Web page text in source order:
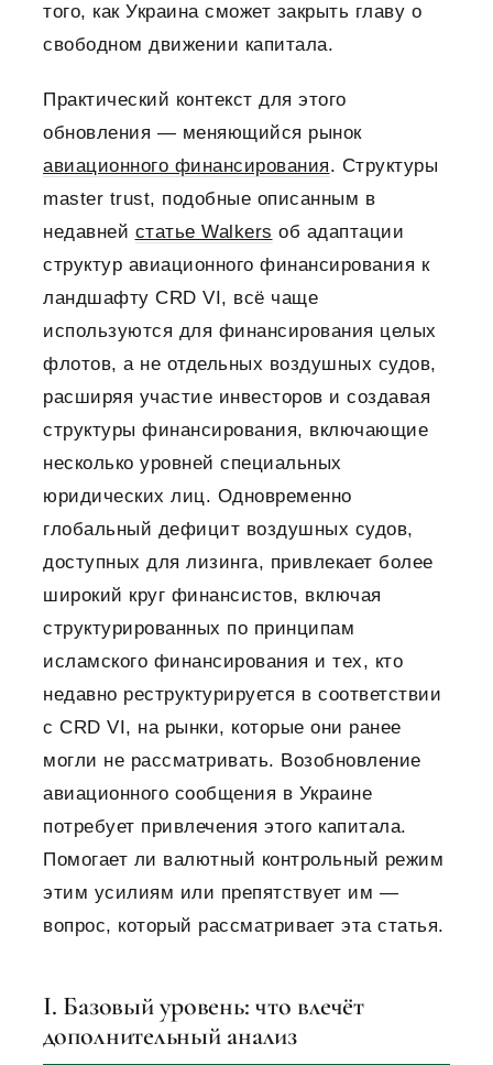
того, как Украина сможет закрыть главу о
свободном движении капитала.
Практический контекст для этого
обновления — меняющийся рынок
авиационного финансирования. Структуры
master trust, подобные описанным в
недавней статье Walkers об адаптации
структур авиационного финансирования к
ландшафту CRD VI, всё чаще
используются для финансирования целых
флотов, а не отдельных воздушных судов,
расширяя участие инвесторов и создавая
структуры финансирования, включающие
несколько уровней специальных
юридических лиц. Одновременно
глобальный дефицит воздушных судов,
доступных для лизинга, привлекает более
широкий круг финансистов, включая
структурированных по принципам
исламского финансирования и тех, кто
недавно реструктурируется в соответствии
с CRD VI, на рынки, которые они ранее
могли не рассматривать. Возобновление
авиационного сообщения в Украине
потребует привлечения этого капитала.
Помогает ли валютный контрольный режим
этим усилиям или препятствует им —
вопрос, который рассматривает эта статья.
I. Базовый уровень: что влечёт
дополнительный анализ